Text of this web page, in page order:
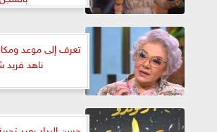
تعرف إلى موعد
ناهد